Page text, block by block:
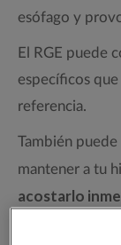
esófago y
El RGE puede
específicos
referencia.
También
mantener a tu
acostarlo